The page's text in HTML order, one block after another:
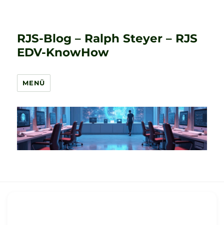
RJS-Blog – Ralph Steyer – RJS
EDV-KnowHow
MENÜ